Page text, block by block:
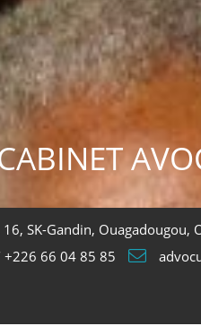
SK-Gandin,
66 04 85 85